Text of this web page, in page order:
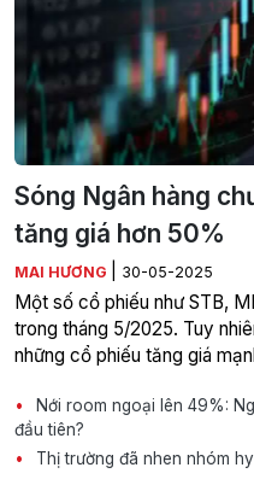
Sóng Ngân hàng
tăng giá hơn 50%
MAI HƯƠNG 30-05-2025
Một số cổ phiếu như STB,
trong tháng 5/2025. Tuy
những cổ phiếu tăng giá
Nới room ngoại lên 49%:
đầu tiên?
Thị trường đã nhen nhóm